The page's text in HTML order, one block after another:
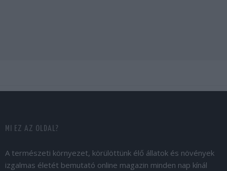
MI EZ AZ OLDAL?
A természeti környezet, körülöttünk élő állatok és növények
izgalmas életét bemutató online magazin minden nap kínál